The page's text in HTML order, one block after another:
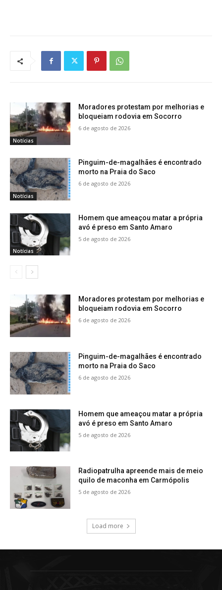
Notícias
Moradores protestam por melhorias e
bloqueiam rodovia em Socorro
6 de agosto de 2026
Notícias
Pinguim-de-magalhães é encontrado
morto na Praia do Saco
6 de agosto de 2026
Notícias
Homem que ameaçou matar a própria
avó é preso em Santo Amaro
5 de agosto de 2026
Moradores protestam por melhorias e
bloqueiam rodovia em Socorro
6 de agosto de 2026
Pinguim-de-magalhães é encontrado
morto na Praia do Saco
6 de agosto de 2026
Homem que ameaçou matar a própria
avó é preso em Santo Amaro
5 de agosto de 2026
Radiopatrulha apreende mais de meio
quilo de maconha em Carmópolis
5 de agosto de 2026
Load more